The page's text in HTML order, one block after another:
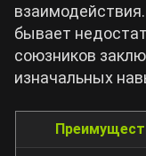
бывает
союзников
изначальных